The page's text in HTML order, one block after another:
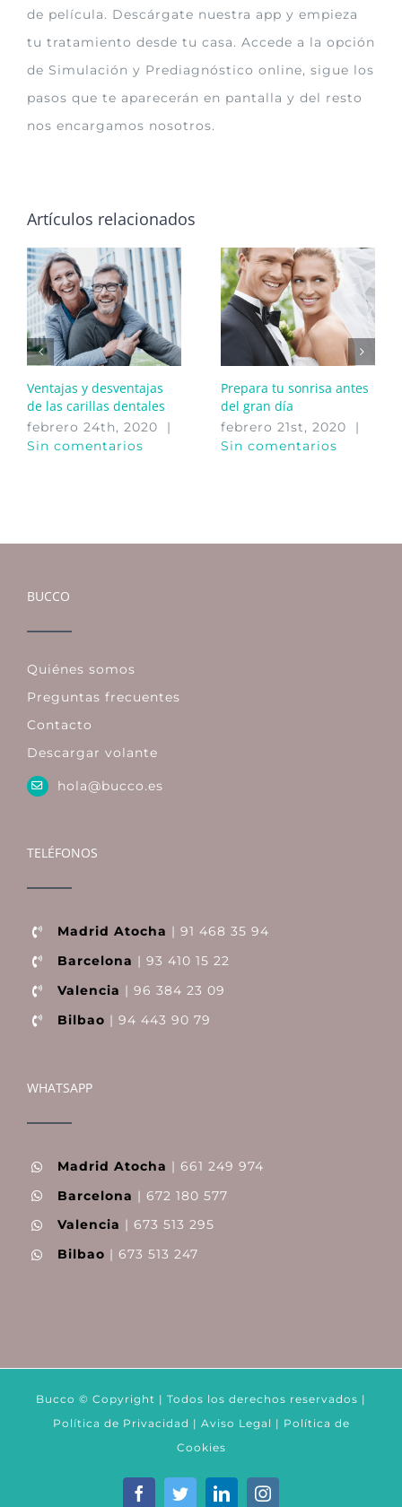
de película. Descárgate nuestra app y empieza
tu tratamiento desde tu casa. Accede a la opción
de Simulación y Prediagnóstico online, sigue los
pasos que te aparecerán en pantalla y del resto
nos encargamos nosotros.
Artículos relacionados
Ventajas y desventajas
de las carillas dentales
febrero 24th, 2020
|
Sin comentarios
Prepara tu sonrisa antes
del gran día
febrero 21st, 2020
|
Sin comentarios
BUCCO
Quiénes somos
Preguntas frecuentes
Contacto
Descargar volante
hola@bucco.es
TELÉFONOS
Madrid Atocha | 91 468 35 94
Barcelona | 93 410 15 22
Valencia | 96 384 23 09
Bilbao | 94 443 90 79
WHATSAPP
Madrid Atocha | 661 249 974
Barcelona | 672 180 577
Valencia | 673 513 295
Bilbao | 673 513 247
Bucco © Copyright | Todos los derechos reservados |
Política de Privacidad | Aviso Legal | Política de
Cookies
FacebookTwitterLinkedInInstagram